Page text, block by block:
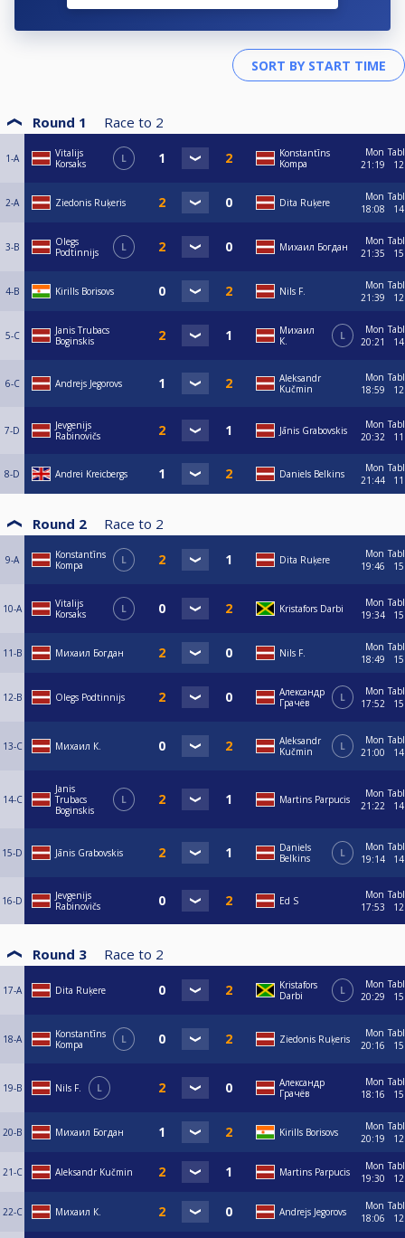
Round 1 Race to 2
1-A
Vitalijs
Korsaks
L
Konstantīns
Kompa
Mon
21:19
12
2-A Ziedonis Ruķeris Dita Ruķere
Mon
18:08
14
3-B
Olegs
Podtinnijs
L Михаил Богдан
Mon
21:35
15
4-B Kirills Borisovs Nils F.
Mon
21:39
12
5-C
Janis Trubacs
Boginskis
Mихаил
К.
L
Mon
20:21
14
6-C Andrejs Jegorovs
Aleksandr
Kučmin
Mon
18:59
12
7-D
Jevgenijs
Rabinovičs
Jānis Grabovskis
Mon
20:32
11
8-D Andrei Kreicbergs Daniels Belkins
Mon
21:44
11
Round 2 Race to 2
9-A
Konstantīns
Kompa
L Dita Ruķere
Mon
19:46
15
10-A
Vitalijs
Korsaks
L Kristafors Darbi
Mon
19:34
15
11-B Михаил Богдан Nils F.
Mon
18:49
15
12-B Olegs Podtinnijs
Александр
Грачёв
L
Mon
17:52
15
13-C Mихаил К.
Aleksandr
Kučmin
L
Mon
21:00
14
14-C
Janis
Trubacs
Boginskis
L Martins Parpucis
Mon
21:22
14
15-D Jānis Grabovskis
Daniels
Belkins
L
Mon
19:14
14
16-D
Jevgenijs
Rabinovičs
Ed S
Mon
17:53
12
Round 3 Race to 2
17-A Dita Ruķere
Kristafors
Darbi
L
Mon
20:29
15
18-A
Konstantīns
Kompa
L Ziedonis Ruķeris
Mon
20:16
15
19-B Nils F. L
Александр
Грачёв
Mon
18:16
15
20-B Михаил Богдан Kirills Borisovs
Mon
20:19
12
21-C Aleksandr Kučmin Martins Parpucis
Mon
19:30
12
22-C Mихаил К. Andrejs Jegorovs
Mon
18:06
12